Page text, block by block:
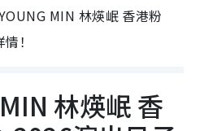
MIN 林煐岷 香港粉
！
林煐岷 香